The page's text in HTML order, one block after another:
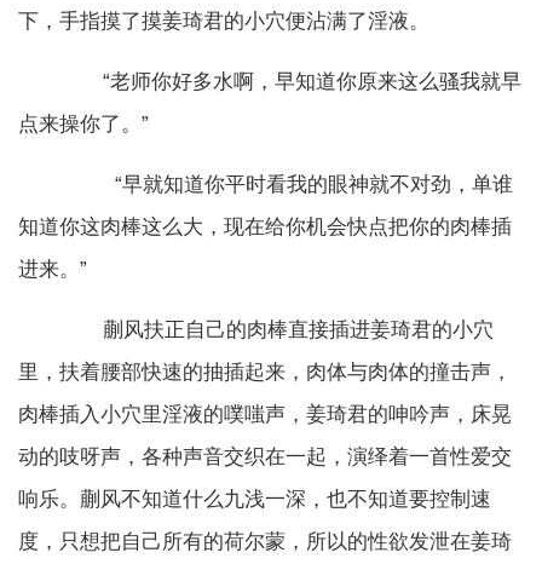
下，手指摸了摸姜琦君的小穴便沾满了淫液。
“老师你好多水啊，早知道你原来这么骚我就早
点来操你了。”
“早就知道你平时看我的眼神就不对劲，单谁
知道你这肉棒这么大，现在给你机会快点把你的肉棒插
进来。”
蒯风扶正自己的肉棒直接插进姜琦君的小穴
里，扶着腰部快速的抽插起来，肉体与肉体的撞击声，
肉棒插入小穴里淫液的噗嗤声，姜琦君的呻吟声，床晃
动的吱呀声，各种声音交织在一起，演绎着一首性爱交
响乐。蒯风不知道什么九浅一深，也不知道要控制速
度，只想把自己所有的荷尔蒙，所以的性欲发泄在姜琦